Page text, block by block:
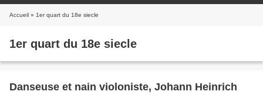
Accueil » 1er quart du 18e siecle
1er quart du 18e siecle
Danseuse et nain violoniste, Johann Heinrich